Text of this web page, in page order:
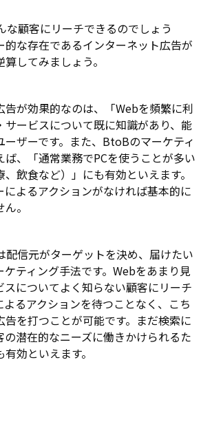
な顧客にリーチできるのでしょう
な存在であるインターネット広告が
してみましょう。
告が効果的なのは、「Webを頻繁に利
サービスについて既に知識があり、能
ーザーです。また、BtoBのマーケティ
ば、「通常業務でPCを使うことが多い
飲食など）」にも有効といえます。
によるアクションがなければ基本的に
。
配信元がターゲットを決め、届けたい
ティング手法です。Webをあまり見
スについてよく知らない顧客にリーチ
よるアクションを待つことなく、こち
告を打つことが可能です。まだ検索に
の潜在的なニーズに働きかけられるた
効といえます。